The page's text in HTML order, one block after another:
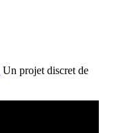
Un projet discret de